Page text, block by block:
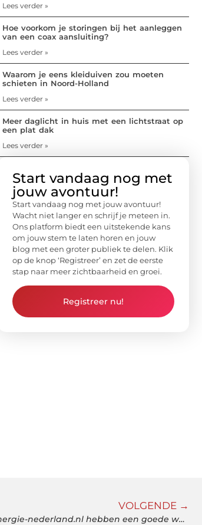
Lees verder »
Hoe voorkom je storingen bij het aanleggen
van een coax aansluiting?
Lees verder »
Waarom je eens kleiduiven zou moeten
schieten in Noord-Holland
Lees verder »
Meer daglicht in huis met een lichtstraat op
een plat dak
Lees verder »
Start vandaag nog met
jouw avontuur!
Start vandaag nog met jouw avontuur!
Wacht niet langer en schrijf je meteen in.
Ons platform biedt een uitstekende kans
om jouw stem te laten horen en jouw
blog met een groter publiek te delen. Klik
op de knop ‘Registreer’ en zet de eerste
stap naar meer zichtbaarheid en groei.
Registreer nu!
VOLGENDE →
De zonnepanelen in Sittard van natuurlijkenergie-nederland.nl hebben een goede werking